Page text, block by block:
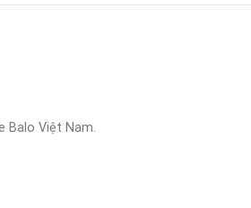
Balo Việt Nam.